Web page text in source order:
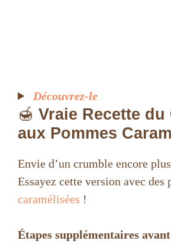
Découvrez-le
🍯 Vraie Recette du
aux Pommes
Envie d’un crumble encore plus
Essayez cette version avec des
caramélisées !
Étapes supplémentaires